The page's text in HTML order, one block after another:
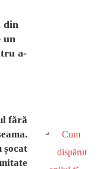
din
un
a-
fără
șocat